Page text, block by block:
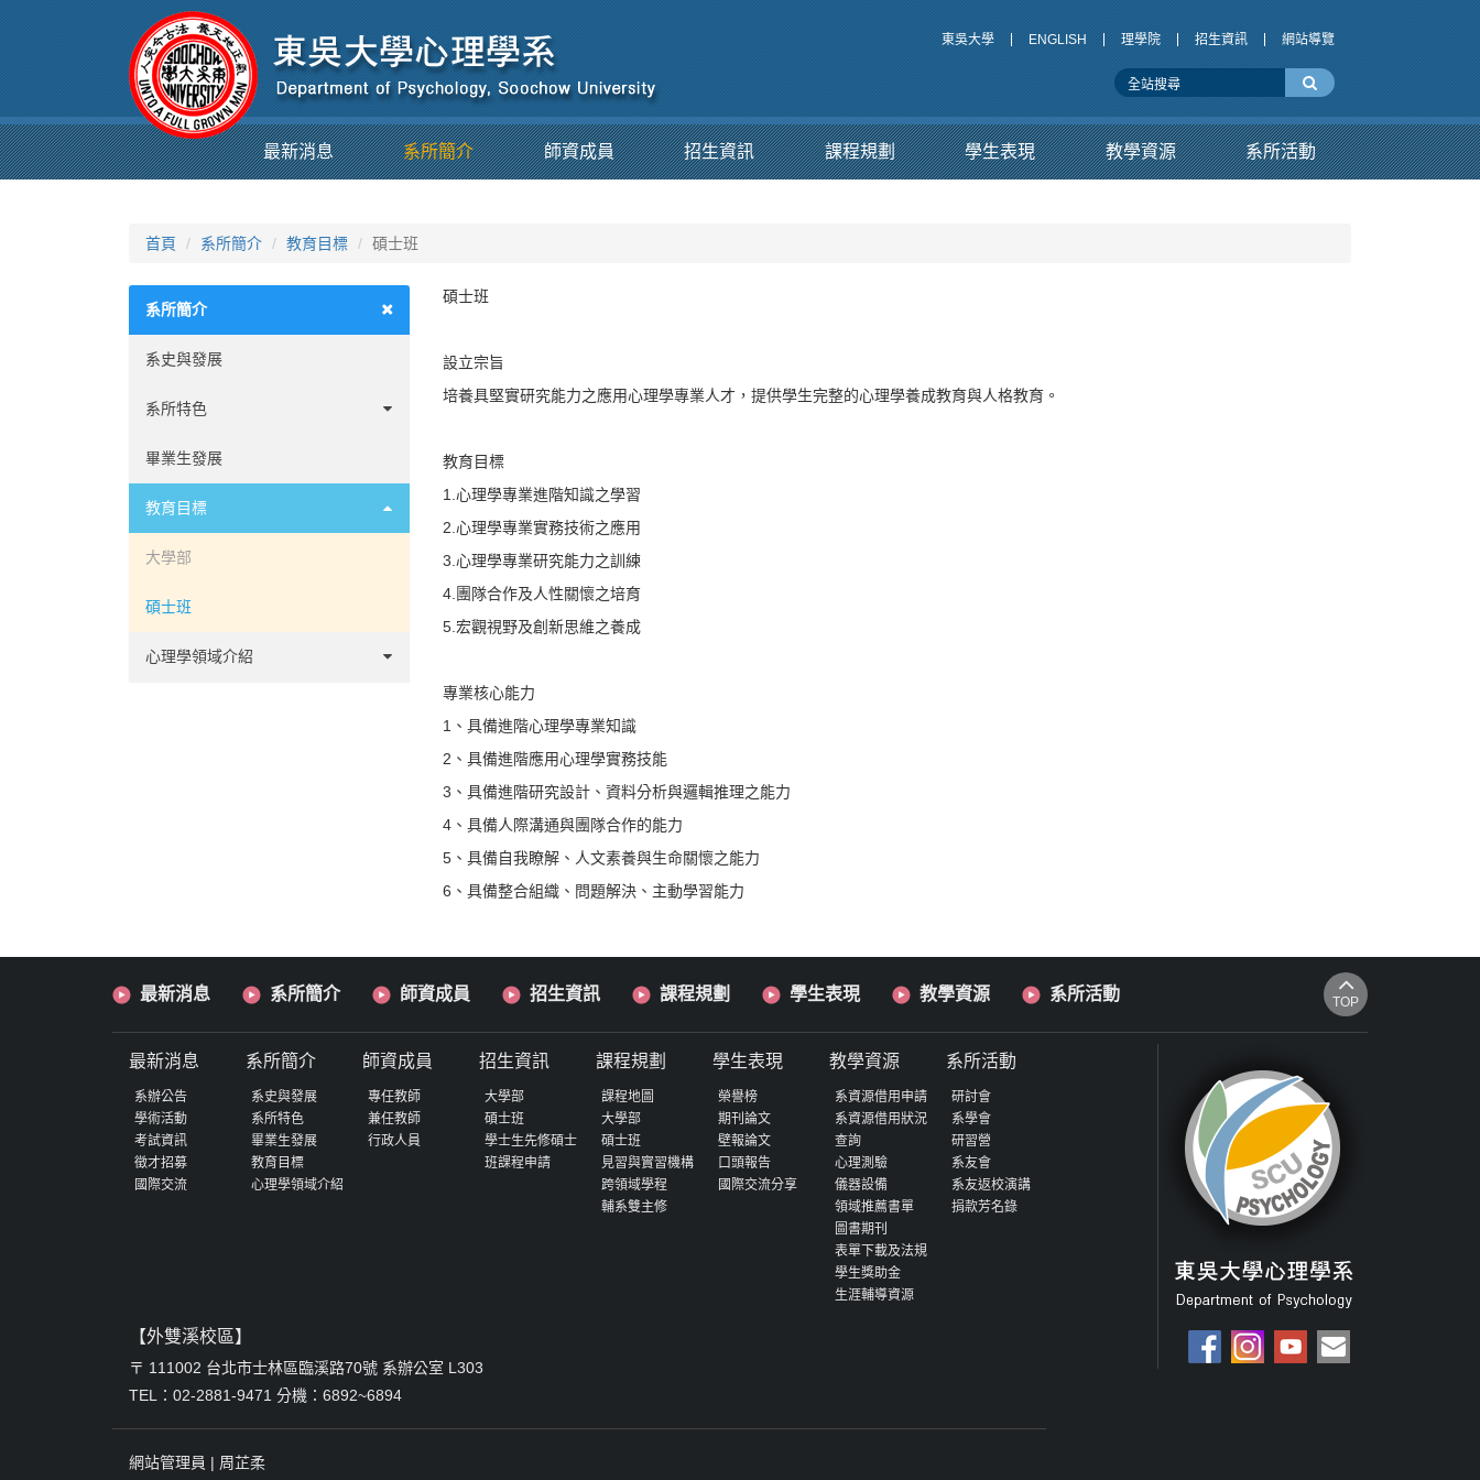
東吳大學 ENGLISH 理學院 招生資訊 網站導覽
最新消息 系所簡介 師資成員 招生資訊 課程規劃 學生表現 教學資源 系所活動
首頁 系所簡介 教育目標 碩士班
系所簡介
系史與發展
系所特色
優勢
機會
系徽介紹
畢業生發展
教育目標
大學部
碩士班
心理學領域介紹
社會與性格心理學
生理、知覺與認知心理學
碩士班
設立宗旨
培養具堅實研究能力之應用心理學專業人才，提供學生完整的心理學養成教育與人格教育。
教育目標
1.心理學專業進階知識之學習
2.心理學專業實務技術之應用
3.心理學專業研究能力之訓練
4.團隊合作及人性關懷之培育
5.宏觀視野及創新思維之養成
專業核心能力
1、具備進階心理學專業知識
2、具備進階應用心理學實務技能
3、具備進階研究設計、資料分析與邏輯推理之能力
4、具備人際溝通與團隊合作的能力
5、具備自我瞭解、人文素養與生命關懷之能力
6、具備整合組織、問題解決、主動學習能力
最新消息 系所簡介 師資成員 招生資訊 課程規劃 學生表現 教學資源 系所活動 TOP
最新消息
系辦公告
學術活動
考試資訊
徵才招募
國際交流
系所簡介
系史與發展
系所特色
畢業生發展
教育目標
心理學領域介紹
師資成員
專任教師
兼任教師
行政人員
招生資訊
大學部
碩士班
學士生先修碩士
班課程申請
課程規劃
課程地圖
大學部
碩士班
見習與實習機構
跨領域學程
輔系雙主修
學生表現
榮譽榜
期刊論文
壁報論文
口頭報告
國際交流分享
教學資源
系資源借用申請
系資源借用狀況
查詢
心理測驗
儀器設備
領域推薦書單
圖書期刊
表單下載及法規
學生獎助金
生涯輔導資源
系所活動
研討會
系學會
研習營
系友會
系友返校演講
捐款芳名錄
【外雙溪校區】
〒 111002 台北市士林區臨溪路70號 系辦公室 L303
TEL：02-2881-9471 分機：6892~6894
網站管理員 | 周芷柔